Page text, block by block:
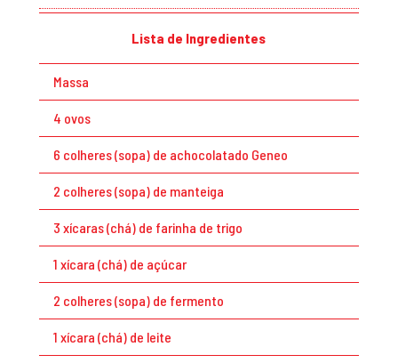
Lista de Ingredientes
Massa
4 ovos
6 colheres (sopa) de achocolatado Geneo
2 colheres (sopa) de manteiga
3 xícaras (chá) de farinha de trigo
1 xícara (chá) de açúcar
2 colheres (sopa) de fermento
1 xícara (chá) de leite